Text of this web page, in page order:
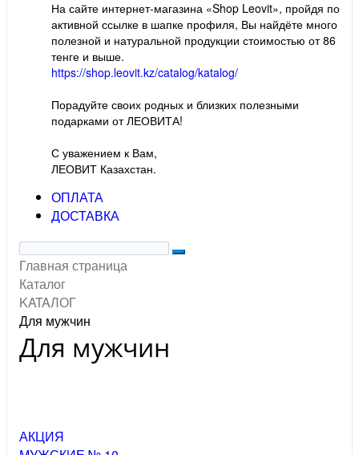
На сайте интернет-магазина «Shop Leovit», пройдя по
активной ссылке в шапке профиля, Вы найдёте много
полезной и натуральной продукции стоимостью от 86
тенге и выше.
https://shop.leovit.kz/catalog/katalog/
Порадуйте своих родных и близких полезными
подарками от ЛЕОВИТА!
С уважением к Вам,
ЛЕОВИТ Казахстан.
ОПЛАТА
ДОСТАВКА
Главная страница
Каталог
KATAЛОГ
Для мужчин
Для мужчин
АКЦИЯ